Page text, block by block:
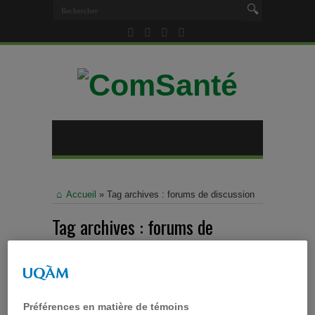
Accueil » Tag archives : forums de discussion
Tag archives : forums de
Préférences en matière de témoins